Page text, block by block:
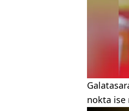
nokta ise